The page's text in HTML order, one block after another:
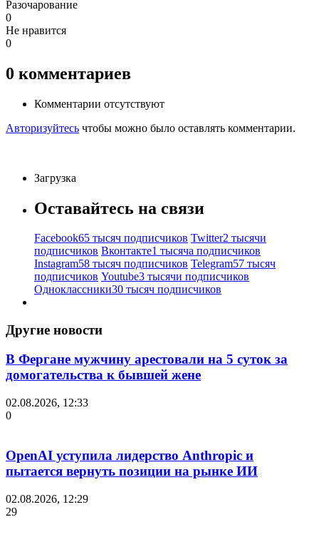
Разочарование
0
Не нравится
0
0 комментариев
Комментарии отсутствуют
Авторизуйтесь чтобы можно было оставлять комментарии.
Загрузка
Оставайтесь на связи
Facebook65 тысяч подписчиков Twitter2 тысячи
подписчиков Вконтакте1 тысяча подписчиков
Instagram58 тысяч подписчиков Telegram57 тысяч
подписчиков Youtube3 тысячи подписчиков
Одноклассники30 тысяч подписчиков
Другие новости
В Фергане мужчину арестовали на 5 суток за
домогательства к бывшей жене
02.08.2026, 12:33
0
OpenAI уступила лидерство Anthropic и
пытается вернуть позиции на рынке ИИ
02.08.2026, 12:29
29